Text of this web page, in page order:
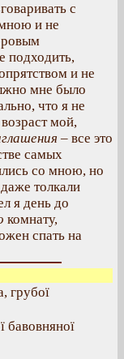
с
и не
подходить,
и не
мне было
что я не
мой,
– все это
самых
со мною, но
толкали
я день до
комнату,
спать на
грубої
бавовняної